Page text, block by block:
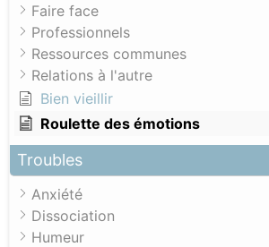
Faire face
Professionnels
Ressources communes
Relations à l'autre
Bien vieillir
Roulette des émotions
Troubles
Anxiété
Dissociation
Humeur